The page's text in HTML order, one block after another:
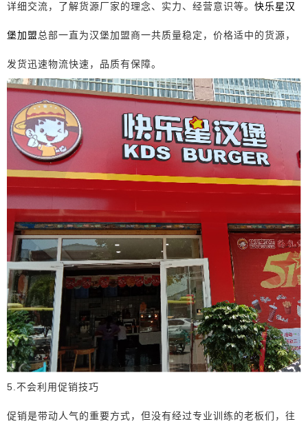
详细交流，了解货源厂家的理念、实力、经营意识等。 快乐星汉
堡加盟总部一直为汉堡加盟商一共质量稳定，价格适中的货源，
发货迅速物流快速，品质有保障。
5.不会利用促销技巧
促销是带动人气的重要方式，但没有经过专业训练的老板们，往